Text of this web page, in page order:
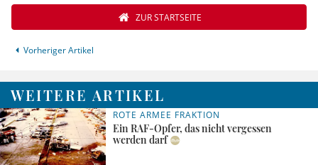
Vorheriger Artikel
ZUR STARTSEITE
WEITERE ARTIKEL
ROTE ARMEE FRAKTION
Ein RAF-Opfer, das nicht vergessen
werden darf